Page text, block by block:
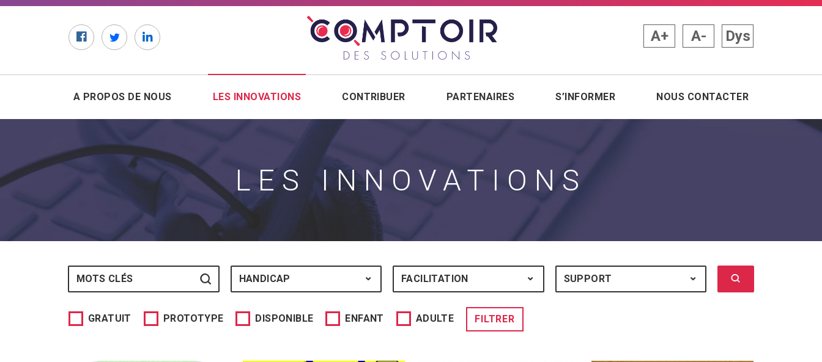
FacebookTwitterLinkedIn
A+ A- Dys
A PROPOS DE NOUS LES INNOVATIONS(PAGE COURANTE)
CONTRIBUER PARTENAIRES S’INFORMER NOUS CONTACTER
LES INNOVATIONS
Mots-clés
HANDICAP HANDICAP : TOUS FACILITATION FACILITATION : TOUSSUPPORT SUPPORT : TOUS
GRATUIT PROTOTYPE DISPONIBLE ENFANT ADULTE FILTRER